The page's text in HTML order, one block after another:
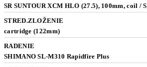
SR SUNTOUR XCM HLO (27.5), 100mm, coil /
STRED.ZLOŽENIE
cartridge (122mm)
RADENIE
SHIMANO SL-M310 Rapidfire Plus